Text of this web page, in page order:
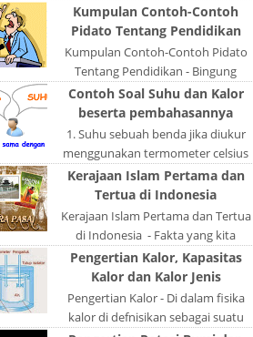
polanya tidak sederajat. Salah satu
pola menduduki sebagai induk
kalimat, se...
Kumpulan Contoh-Contoh
Pidato Tentang Pendidikan
Kumpulan Contoh-Contoh Pidato
Tentang Pendidikan - Bingung
ngerjain tugas bikin pidato sekolah?
Atau sedang nyari kumpulan
contoh-contoh ...
Contoh Soal Suhu dan Kalor
beserta pembahasannya
1. Suhu sebuah benda jika diukur
menggunakan termometer celsius
akan bernilai 45. Berapa nilai yang
ditunjukkan oleh termometer
Reamur, ...
Kerajaan Islam Pertama dan
Tertua di Indonesia
Kerajaan Islam Pertama dan Tertua
di Indonesia - Fakta yang kita
ketahui selama ini bahwa kerajaan
Samudera Pasai merupakan
kerajaan ...
Pengertian Kalor, Kapasitas
Kalor dan Kalor Jenis
Pengertian Kalor - Di dalam fisika
kalor di defnisikan sebagai suatu